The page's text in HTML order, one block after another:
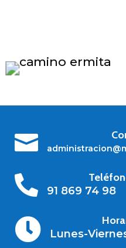


91 869 74 98

Lunes-